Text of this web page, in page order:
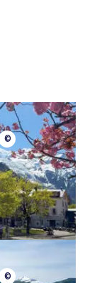
©
©